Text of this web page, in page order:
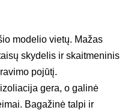
modelio vietų. Mažas
skydelis ir skaitmeninis
pojūtį.
gera, o galinė
Bagažinė talpi ir